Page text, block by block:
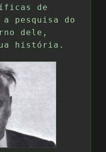
de
pesquisa do
dele,
história.